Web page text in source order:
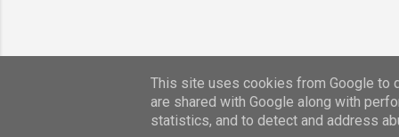
gebruik.
op het
This site uses cookies from Google to
are shared with Google along with
statistics, and to detect and address